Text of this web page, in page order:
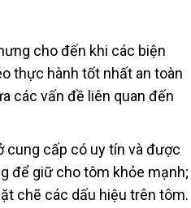
cho đến khi các biện
thực hành tốt nhất an toàn
các vấn đề liên quan đến
cung cấp có uy tín và được
để giữ cho tôm khỏe mạnh;
chẽ các dấu hiệu trên tôm.